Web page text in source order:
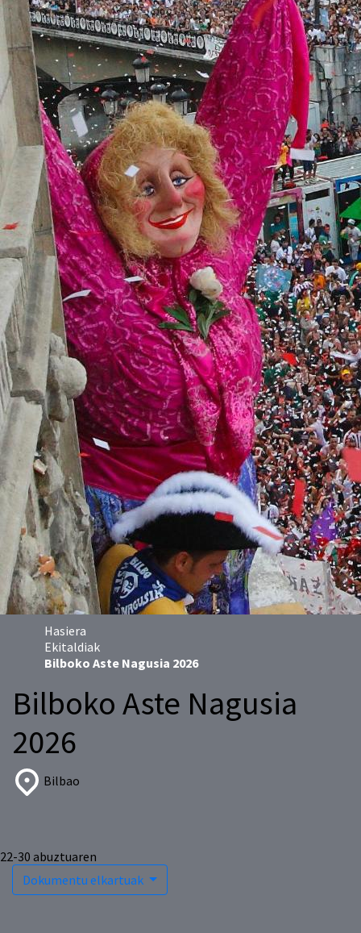
Hasiera
Ekitaldiak
Bilboko Aste Nagusia 2026
Bilboko Aste Nagusia
2026
Bilbao
22-30 abuztuaren
Dokumentu elkartuak